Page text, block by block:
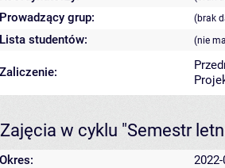
Prowadzący grup: (brak
Lista studentów: (nie
Zaliczenie:
Zajęcia w cyklu "Semestr
Okres: